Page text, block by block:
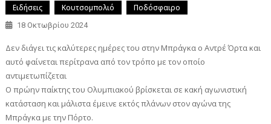
Ειδήσεις Κουτσομπολιό Ποδόσφαιρο
18 Οκτωβρίου 2024
Δεν διάγει τις καλύτερες ημέρες του στην Μπράγκα ο Αντρέ Όρτα και
αυτό φαίνεται περίτρανα από τον τρόπο με τον οποίο
αντιμετωπίζεται
Ο πρώην παίκτης του Ολυμπιακού βρίσκεται σε κακή αγωνιστική
κατάσταση και μάλιστα έμεινε εκτός πλάνων στον αγώνα της
Μπράγκα με την Πόρτο.